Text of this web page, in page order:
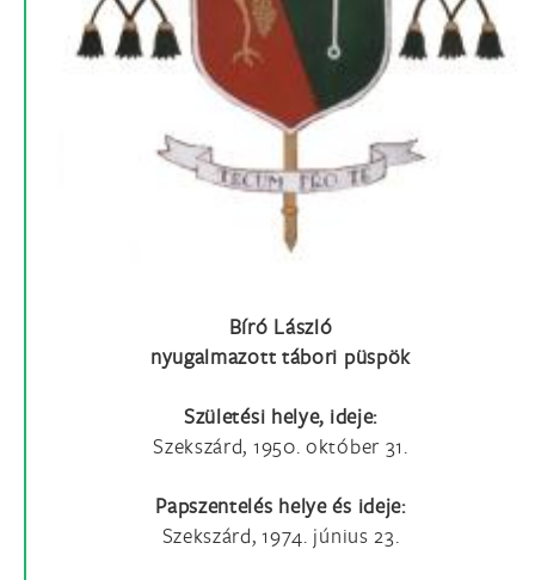
Bíró László
nyugalmazott tábori püspök
Születési helye, ideje:
Szekszárd, 1950. október 31.
Papszentelés helye és ideje:
Szekszárd, 1974. június 23.